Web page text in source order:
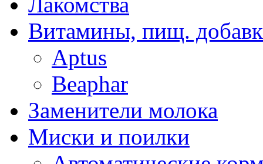
Витамины, пищ.
Aptus
Beaphar
Заменители молока
Миски и поилки